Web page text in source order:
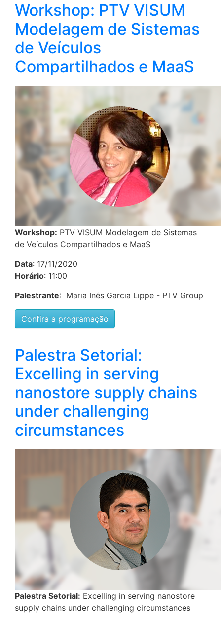
Workshop: PTV VISUM
Modelagem de Sistemas
de Veículos
Compartilhados e MaaS
Workshop: PTV VISUM Modelagem de Sistemas
de Veículos Compartilhados e MaaS
Data: 17/11/2020
Horário: 11:00
Palestrante: Maria Inês Garcia Lippe - PTV Group
Confira a programação
Palestra Setorial:
Excelling in serving
nanostore supply chains
under challenging
circumstances
Palestra Setorial: Excelling in serving nanostore
supply chains under challenging circumstances